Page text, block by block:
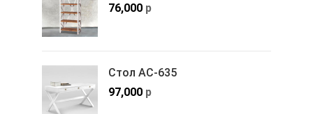
76,000 р
Стол АС-635
97,000 р